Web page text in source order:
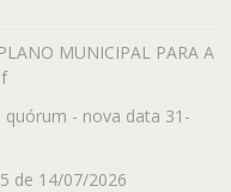
MUNICIPAL PARA A
quórum - nova data 31-
de 14/07/2026